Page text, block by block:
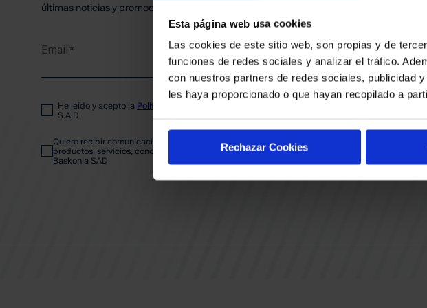
Esta página web usa cookies
Las cookies de este sitio web, son propias y de
funciones de redes sociales y analizar el tráfico.
con nuestros partners de redes sociales, publicidad
les haya proporcionado o que hayan recopilado a
Rechazar Cookies
PLANTILLA
ENTRADAS
CLUB
últimas noticias y promociones del club.
Email
He leído y acepto la Política de privacidad
S.A.D
Quiero recibir comunicaciones electrónicas sobre las actividades,
productos, servicios, concursos, ofertas y/o promociones del SASKI
Baskonia SAD